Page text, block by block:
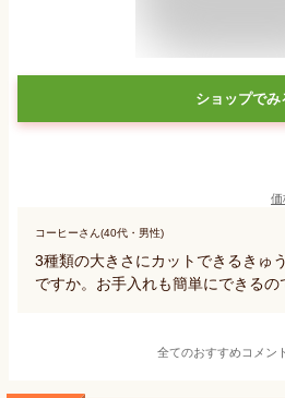
ショップでみ
価
コーヒーさん(40代・男性)
3種類の大きさにカットできるきゅ
ですか。お手入れも簡単にできるの
全てのおすすめコメン